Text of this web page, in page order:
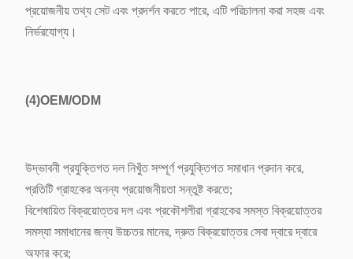
প্রয়োজনীয় তথ্য সেট এবং প্রদর্শন করতে পারে, এটি পরিচালনা করা সহজ এবং
নির্ভরযোগ্য।
(4)OEM/ODM
উদ্ভাবনী প্রযুক্তিগত দল নিখুঁত সম্পূর্ণ প্রযুক্তিগত সমাধান প্রদান করে,
প্রতিটি গ্রাহকের অনন্য প্রয়োজনীয়তা সন্তুষ্ট করতে;
বিশেষায়িত বিক্রয়োত্তর দল এবং প্রকৌশলীরা গ্রাহকের সমস্ত বিক্রয়োত্তর
সমস্যা সমাধানের জন্য উচ্চতর মানের, দ্রুত বিক্রয়োত্তর সেবা দ্বারে দ্বারে
অফার করে;